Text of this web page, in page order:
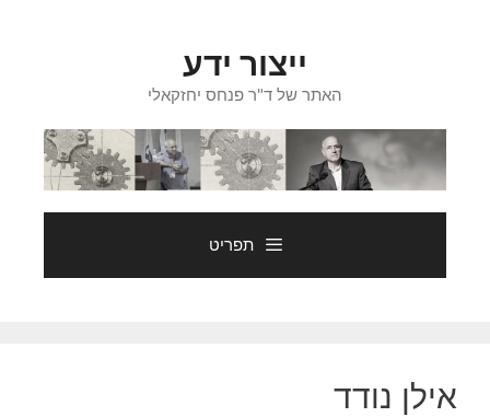
ייצור ידע
האתר של ד"ר פנחס יחזקאלי
תפריט
אילן נודד